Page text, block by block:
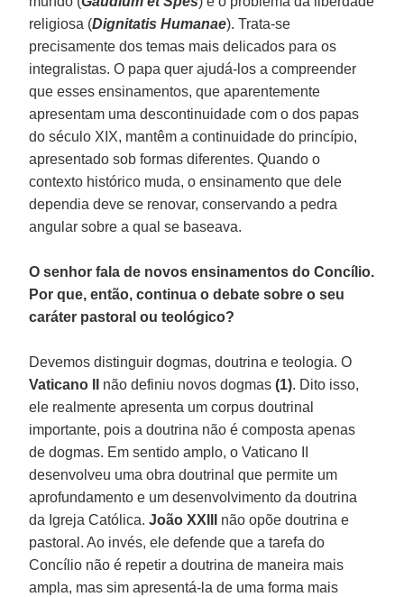
religiosa (Dignitatis Humanae). Trata-se
precisamente dos temas mais delicados para os
integralistas. O papa quer ajudá-los a compreender
que esses ensinamentos, que aparentemente
apresentam uma descontinuidade com o dos papas
do século XIX, mantêm a continuidade do princípio,
apresentado sob formas diferentes. Quando o
contexto histórico muda, o ensinamento que dele
dependia deve se renovar, conservando a pedra
angular sobre a qual se baseava.
O senhor fala de novos ensinamentos do Concílio.
Por que, então, continua o debate sobre o seu
caráter pastoral ou teológico?
Devemos distinguir dogmas, doutrina e teologia. O
Vaticano II não definiu novos dogmas(1). Dito isso,
ele realmente apresenta um corpus doutrinal
importante, pois a doutrina não é composta apenas
de dogmas. Em sentido amplo, o Vaticano II
desenvolveu uma obra doutrinal que permite um
aprofundamento e um desenvolvimento da doutrina
da Igreja Católica.João XXIII não opõe doutrina e
pastoral. Ao invés, ele defende que a tarefa do
Concílio não é repetir a doutrina de maneira mais
ampla, mas sim apresentá-la de uma forma mais